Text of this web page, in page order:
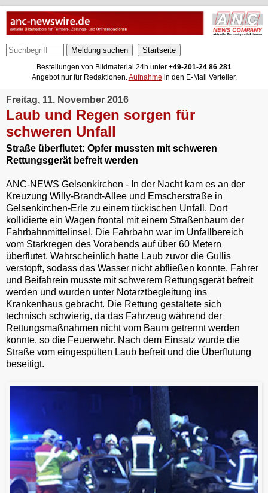
Meldung suchen
Bestellungen von Bildmaterial 24h unter +49-201-24 86 281
Angebot nur für Redaktionen.Aufnahme in den E-Mail Verteiler.
Freitag, 11. November 2016
Laub und Regen sorgen für
schweren Unfall
Straße überflutet: Opfer mussten mit schweren
Rettungsgerät befreit werden
ANC-NEWS Gelsenkirchen - In der Nacht kam es an der
Kreuzung Willy-Brandt-Allee und Emscherstraße in
Gelsenkirchen-Erle zu einem tückischen Unfall. Dort
kollidierte ein Wagen frontal mit einem Straßenbaum der
Fahrbahnmittelinsel. Die Fahrbahn war im Unfallbereich
vom Starkregen des Vorabends auf über 60 Metern
überflutet. Wahrscheinlich hatte Laub zuvor die Gullis
verstopft, sodass das Wasser nicht abfließen konnte. Fahrer
und Beifahrein musste mit schwerem Rettungsgerät befreit
werden und wurden unter Notarztbegleitung ins
Krankenhaus gebracht. Die Rettung gestaltete sich
technisch schwierig, da das Fahrzeug während der
Rettungsmaßnahmen nicht vom Baum getrennt werden
konnte, so die Feuerwehr. Nach dem Einsatz wurde die
Straße vom eingespülten Laub befreit und die Überflutung
beseitigt.